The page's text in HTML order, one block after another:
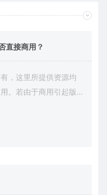
直接商用？
，这里所提供资源均
。若由于商用引起版